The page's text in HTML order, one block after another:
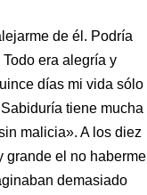
de él. Podría
era alegría y
días mi vida sólo
tiene mucha
malicia». A los diez
grande el no haberme
demasiado